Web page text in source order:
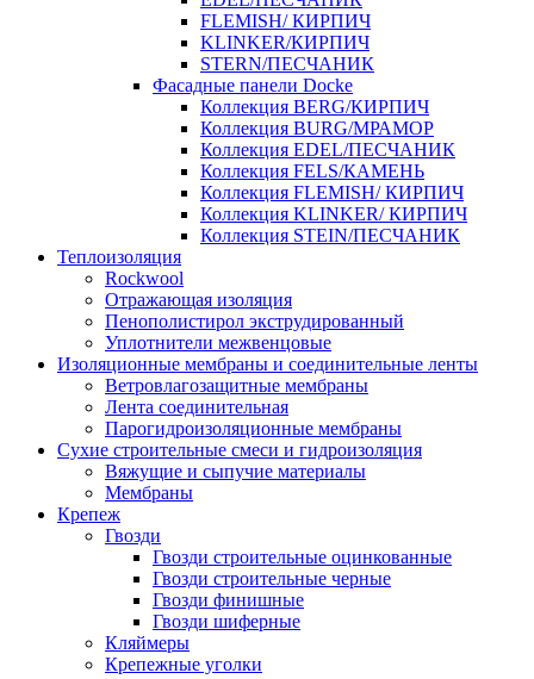
FLEMISH/ КИРПИЧ
KLINKER/КИРПИЧ
STERN/ПЕСЧАНИК
Фасадные панели Docke
Коллекция BERG/КИРПИЧ
Коллекция BURG/МРАМОР
Коллекция EDEL/ПЕСЧАНИК
Коллекция FELS/КАМЕНЬ
Коллекция FLEMISH/ КИРПИЧ
Коллекция KLINKER/ КИРПИЧ
Коллекция STEIN/ПЕСЧАНИК
Теплоизоляция
Rockwool
Отражающая изоляция
Пенополистирол экструдированный
Уплотнители межвенцовые
Изоляционные мембраны и соединительные ленты
Ветровлагозащитные мембраны
Лента соединительная
Парогидроизоляционные мембраны
Сухие строительные смеси и гидроизоляция
Вяжущие и сыпучие материалы
Мембраны
Крепеж
Гвозди
Гвозди строительные оцинкованные
Гвозди строительные черные
Гвозди финишные
Гвозди шиферные
Кляймеры
Крепежные уголки